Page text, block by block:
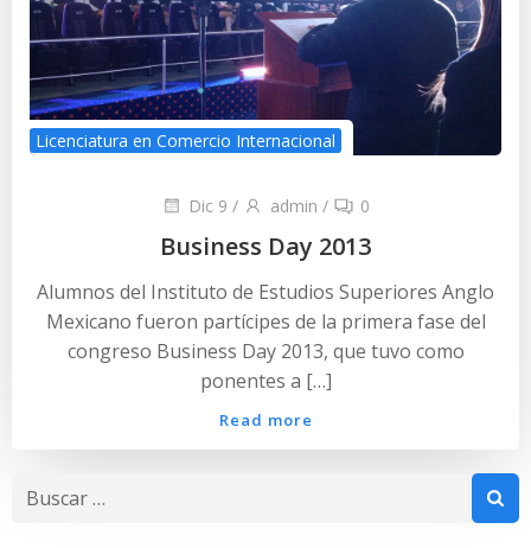
Licenciatura en Comercio Internacional
Dic 9 / admin / 0
Business Day 2013
Alumnos del Instituto de Estudios Superiores Anglo
Mexicano fueron partícipes de la primera fase del
congreso Business Day 2013, que tuvo como
ponentes a […]
Read more
Buscar: